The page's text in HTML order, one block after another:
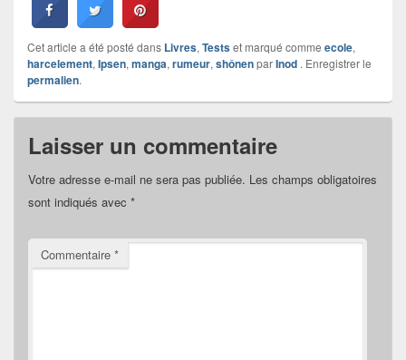
Cet article a été posté dans Livres, Testset marqué comme ecole,
harcelement, Ipsen, manga, rumeur, shônenparInod . Enregistrer le
permalien.
Laisser un commentaire
Votre adresse e-mail ne sera pas publiée. Les champs obligatoires
sont indiqués avec *
Commentaire *